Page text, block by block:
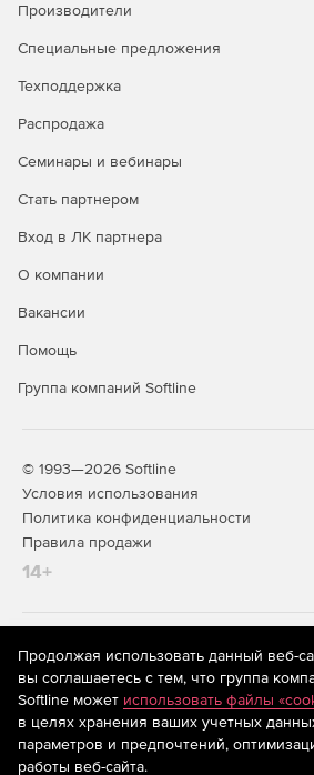
Окно «Акт выполненных работ»
Задание общего процента
Графическое отображение
Дополнительные возможности
Редактор стандартных сметных
Поиск в смете и актах.
Автоматический расчет массы
Добавление расценок,
списком из внешних документов
Windows, Excel, Word и др.).
Производители
Специальные предложения
Техподдержка
Распродажа
Семинары и вебинары
Стать партнером
Вход в ЛК партнера
О компании
Вакансии
Помощь
Группа компаний Softline
© 1993—2026 Softline
Условия использования
Политика конфиденциальности
Правила продажи
14+
На информационном ресурсе
рекомендательные технологии
предоставления информации на основе
систематизации и анализа сведений,
предпочтениям пользователей сети
находящихся на территории
Продолжая использовать данный веб-
вы соглашаетесь с тем, что группа
Softline может использовать файлы
в целях хранения ваших учетных
параметров и предпочтений,
работы веб-сайта.